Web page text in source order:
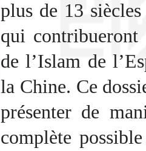
plus de 13
qui contribueront
de l’Islam de
la Chine. Ce
présenter de
complète